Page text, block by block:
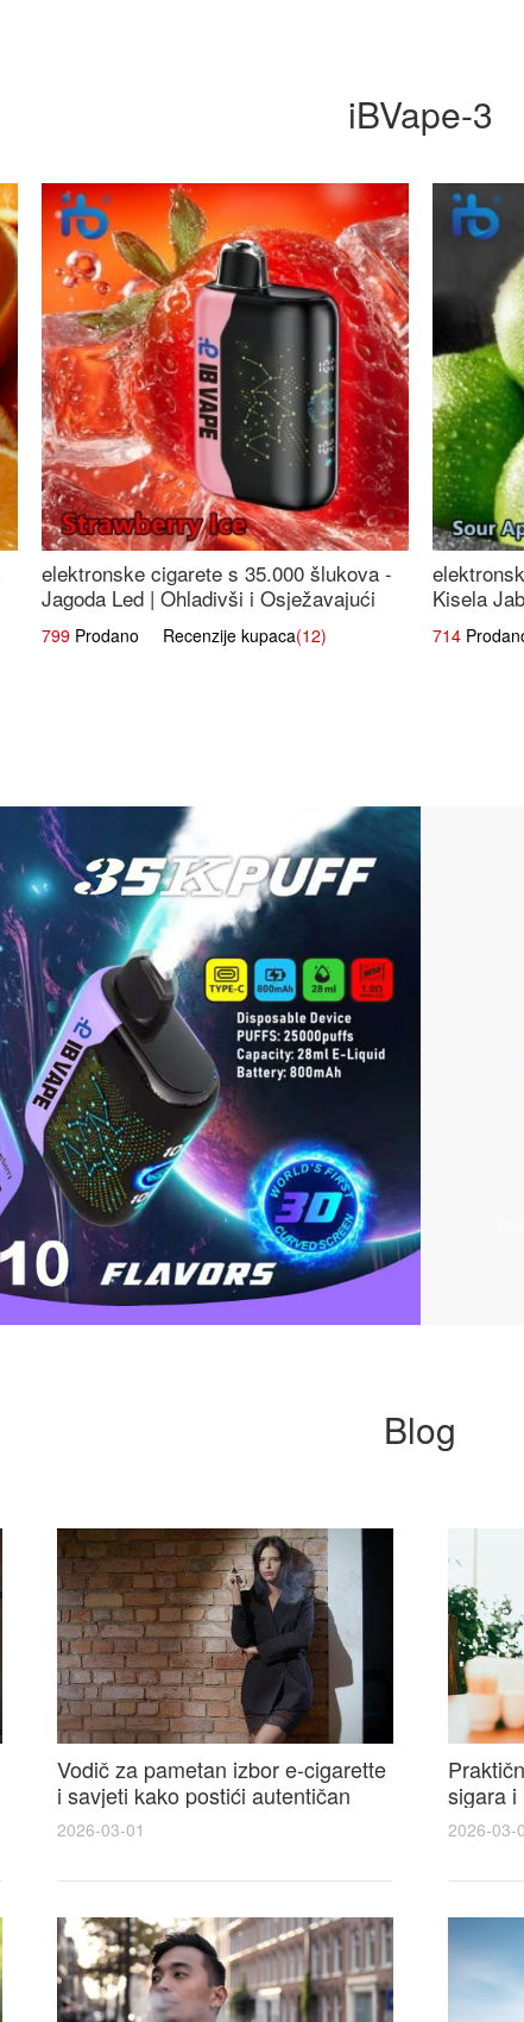
iBVape-3
elektronske cigarete s 35.000 šlukova -
Jagoda Led | Ohladivši i Osježavajući
Okus
799Prodano Recenzije kupaca(12)
Kisela
Slatki Okus
714
Blog
Vodič za pametan izbor e-cigarette
i savjeti kako postići autentičan
elektronske cigarete feel
2026-03-01
sigara i
2026-03-